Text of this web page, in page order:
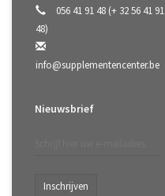
056 41 91 48 (+ 32 56 41 91
48)
info@supplementencenter.be
Nieuwsbrief
Inschrijven